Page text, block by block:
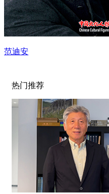
范迪安
热门推荐